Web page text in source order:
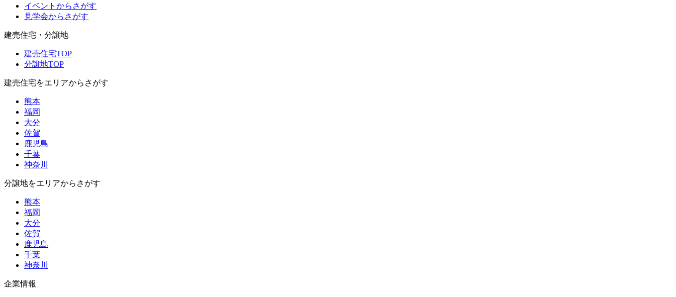
イベントからさがす
見学会からさがす
建売住宅・分譲地
建売住宅TOP
分譲地TOP
建売住宅をエリアからさがす
熊本
福岡
大分
佐賀
鹿児島
千葉
神奈川
分譲地をエリアからさがす
熊本
福岡
大分
佐賀
鹿児島
千葉
神奈川
企業情報